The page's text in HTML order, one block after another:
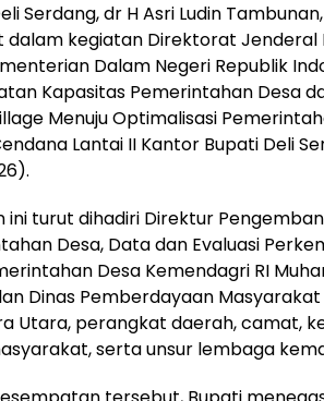
Serdang, dr H Asri Ludin
dalam kegiatan Direktorat Jenderal
Dalam Negeri Republik
Kapasitas Pemerintahan Desa
Menuju Optimalisasi
Lantai II Kantor Bupati Deli
ini turut dihadiri Direktur
Desa, Data dan Evaluasi
Desa Kemendagri RI
Dinas Pemberdayaan Masyarakat
Utara, perangkat daerah, camat,
serta unsur lembaga